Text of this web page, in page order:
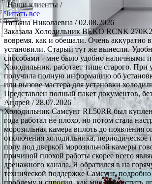
Наши клиенты /
Читать все
Татьяна Николаевна / 02.08.2026
Заказала Холодильник BEKO RCNK
вовремя. как и обещали. Очень аккуратно
установили. Старый тут же вынесли.
способами - мне было удобно наличными
Холодильник. работает тише старого. При
получила полную информацию об
или вызове мастера для установки
Представлен полный пакет документов,
Андрей/ 28.07.2026
Холодильник Самсунг RL50RR был
года работал не плохо, но потом стала
морозильная камера вплоть до появления
отключения холодильника, периодическое
полу под дверкой морозильной камеры
причиной плохой работы скорее всего
дренажного канала. Я обратился в на
технической поддержке Самсунг,
проблему и спросил, как мне прочистить